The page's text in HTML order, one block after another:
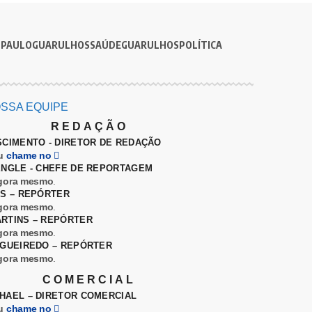
GUARULHOSSAÚDEGUARULHOSPOLÍTICA
EQUIPE
REDAÇÃO
- DIRETOR DE REDAÇÃO
chame no
- CHEFE DE REPORTAGEM
mesmo
– REPÓRTER
mesmo
– REPÓRTER
mesmo
– REPÓRTER
mesmo
COMERCIAL
– DIRETOR COMERCIAL
chame no